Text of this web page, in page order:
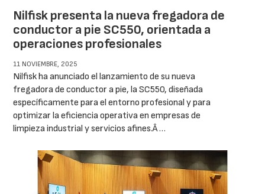
Nilfisk presenta la nueva fregadora de
conductor a pie SC550, orientada a
operaciones profesionales
11 NOVIEMBRE, 2025
Nilfisk ha anunciado el lanzamiento de su nueva
fregadora de conductor a pie, la SC550, diseñada
específicamente para el entorno profesional y para
optimizar la eficiencia operativa en empresas de
limpieza industrial y servicios afines.Â …